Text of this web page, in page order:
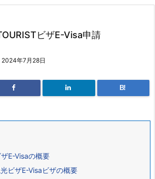
ビザE-Visa申請
2024年7月28日
B!
E-Visaの概要
ビザE-Visaビザの概要